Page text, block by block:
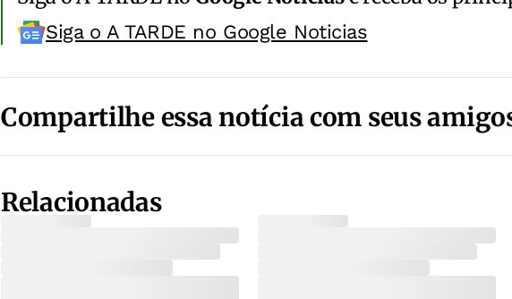
Siga o A TARDE no Google Noticias
Compartilhe essa notícia com seus
Relacionadas